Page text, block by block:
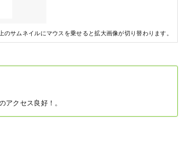
のサムネイルにマウスを乗せると拡大画像が切り替わります。
アクセス良好！。